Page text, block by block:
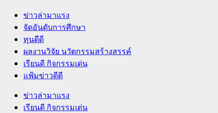
ข่าวล่ามาแรง
จัดอันดับการศึกษา
ทุนดีดี
ผลงานวิจัย นวัตกรรมสร้างสรรค์
เรียนดี กิจกรรมเด่น
แฟ้มข่าวดีดี
Primary
Menu
ข่าวล่ามาแรง
เรียนดี กิจกรรมเด่น